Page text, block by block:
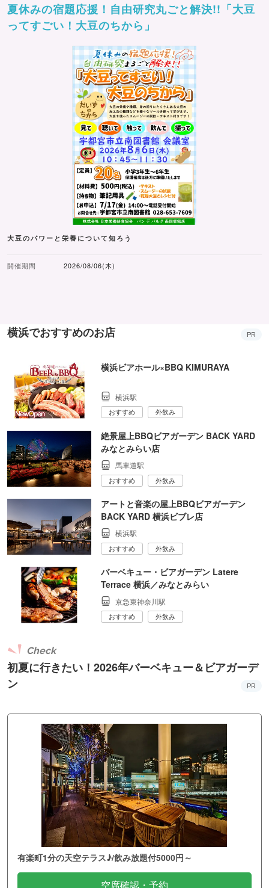
夏休みの宿題応援！自由研究丸ごと解決!!「大豆
ってすごい！大豆のちから」
大豆のパワーと栄養について知ろう
開催期間 2026/08/06(木)
横浜でおすすめのお店 PR
横浜ビアホール×BBQ KIMURAYA
横浜駅
おすすめ 外飲み
絶景屋上BBQビアガーデン BACK YARD
みなとみらい店
馬車道駅
おすすめ 外飲み
アートと音楽の屋上BBQビアガーデン
BACK YARD 横浜ビブレ店
横浜駅
おすすめ 外飲み
バーベキュー・ビアガーデン Latere
Terrace 横浜／みなとみらい
京急東神奈川駅
おすすめ 外飲み
初夏に行きたい！2026年バーベキュー＆ビアガーデ
ン
Check
PR
有楽町1分の天空テラス♪/飲み放題付5000円～
空席確認・予約